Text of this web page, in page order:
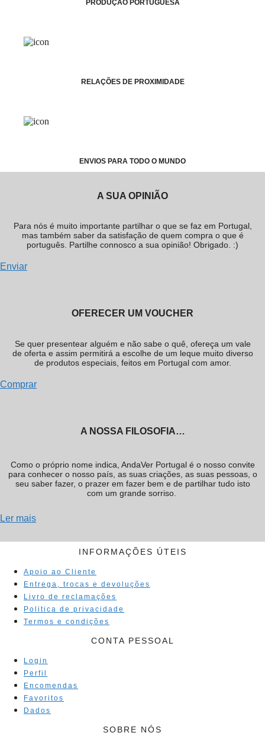
PRODUÇÃO PORTUGUESA
RELAÇÕES DE PROXIMIDADE
ENVIOS PARA TODO O MUNDO
A SUA OPINIÃO
Para nós é muito importante partilhar o que se faz em Portugal,
mas também saber da satisfação de quem compra o que é
português. Partilhe connosco a sua opinião! Obrigado. :)
Enviar
OFERECER UM VOUCHER
Se quer presentear alguém e não sabe o quê, ofereça um vale
de oferta e assim permitirá a escolhe de um leque muito diverso
de produtos especiais, feitos em Portugal com amor.
Comprar
A NOSSA FILOSOFIA…
Como o próprio nome indica, AndaVer Portugal é o nosso convite
para conhecer o nosso país, as suas criações, as suas pessoas, o
seu saber fazer, o prazer em fazer bem e de partilhar tudo isto
com um grande sorriso.
Ler mais
INFORMAÇÕES ÚTEIS
Apoio ao Cliente
Entrega, trocas e devoluções
Livro de reclamações
Politica de privacidade
Termos e condições
CONTA PESSOAL
Login
Perfil
Encomendas
Favoritos
Dados
SOBRE NÓS